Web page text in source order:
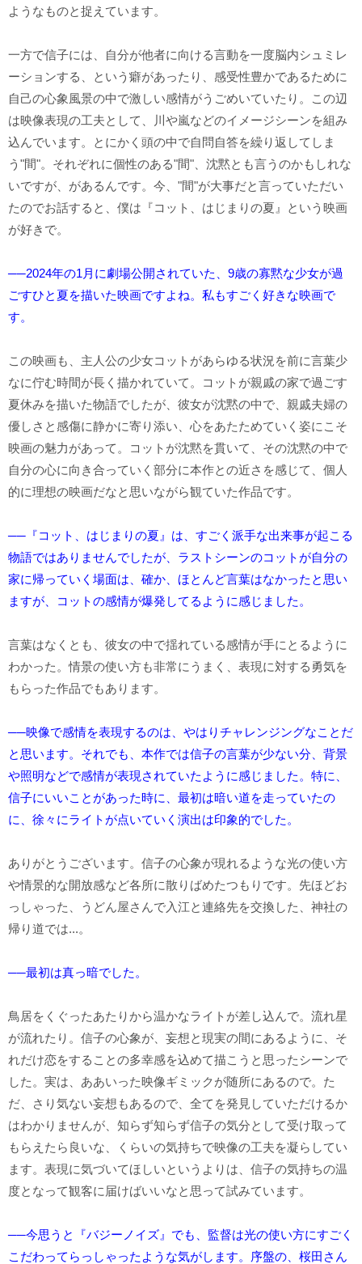
ようなものと捉えています。
一方で信子には、自分が他者に向ける言動を一度脳内シュミレ
ーションする、という癖があったり、感受性豊かであるために
自己の心象風景の中で激しい感情がうごめいていたり。この辺
は映像表現の工夫として、川や嵐などのイメージシーンを組み
込んでいます。とにかく頭の中で自問自答を繰り返してしま
う"間"。それぞれに個性のある"間"、沈黙とも言うのかもしれな
いですが、があるんです。今、"間"が大事だと言っていただい
たのでお話すると、僕は『コット、はじまりの夏』という映画
が好きで。
──2024年の1月に劇場公開されていた、9歳の寡黙な少女が過
ごすひと夏を描いた映画ですよね。私もすごく好きな映画で
す。
この映画も、主人公の少女コットがあらゆる状況を前に言葉少
なに佇む時間が長く描かれていて。コットが親戚の家で過ごす
夏休みを描いた物語でしたが、彼女が沈黙の中で、親戚夫婦の
優しさと感傷に静かに寄り添い、心をあたためていく姿にこそ
映画の魅力があって。コットが沈黙を貫いて、その沈黙の中で
自分の心に向き合っていく部分に本作との近さを感じて、個人
的に理想の映画だなと思いながら観ていた作品です。
──『コット、はじまりの夏』は、すごく派手な出来事が起こる
物語ではありませんでしたが、ラストシーンのコットが自分の
家に帰っていく場面は、確か、ほとんど言葉はなかったと思い
ますが、コットの感情が爆発してるように感じました。
言葉はなくとも、彼女の中で揺れている感情が手にとるように
わかった。情景の使い方も非常にうまく、表現に対する勇気を
もらった作品でもあります。
──映像で感情を表現するのは、やはりチャレンジングなことだ
と思います。それでも、本作では信子の言葉が少ない分、背景
や照明などで感情が表現されていたように感じました。特に、
信子にいいことがあった時に、最初は暗い道を走っていたの
に、徐々にライトが点いていく演出は印象的でした。
ありがとうございます。信子の心象が現れるような光の使い方
や情景的な開放感など各所に散りばめたつもりです。先ほどお
っしゃった、うどん屋さんで入江と連絡先を交換した、神社の
帰り道では...。
──最初は真っ暗でした。
鳥居をくぐったあたりから温かなライトが差し込んで。流れ星
が流れたり。信子の心象が、妄想と現実の間にあるように、そ
れだけ恋をすることの多幸感を込めて描こうと思ったシーンで
した。実は、ああいった映像ギミックが随所にあるので。た
だ、さり気ない妄想もあるので、全てを発見していただけるか
はわかりませんが、知らず知らず信子の気分として受け取って
もらえたら良いな、くらいの気持ちで映像の工夫を凝らしてい
ます。表現に気づいてほしいというよりは、信子の気持ちの温
度となって観客に届けばいいなと思って試みています。
──今思うと『バジーノイズ』でも、監督は光の使い方にすごく
こだわってらっしゃったような気がします。序盤の、桜田さん